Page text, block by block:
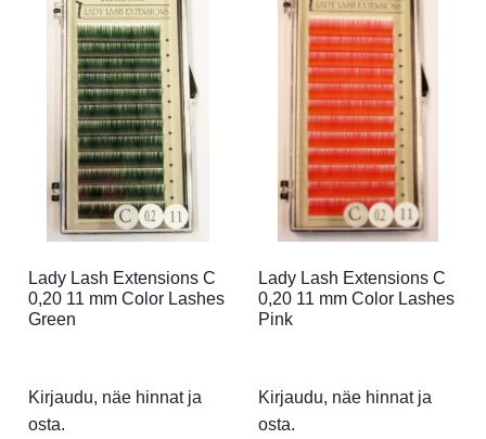
Lady Lash Extensions C
0,20 11 mm Color Lashes
Green
Kirjaudu, näe hinnat ja
osta.
Lady Lash Extensions C
0,20 11 mm Color Lashes
Pink
Kirjaudu, näe hinnat ja
osta.